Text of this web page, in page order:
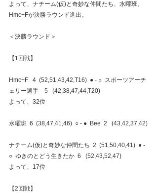
よって、ナチーム(仮)と奇妙な仲間たち、水曜班、
Hmc+Fが決勝ラウンド進出。
＜決勝ラウンド＞
【1回戦】
Hmc+F   4  (52,51,43,42,T16)  ● - ○  スポーツアーチ
ェリー選手　5   (42,38,47,44,T20)
よって、32位
水曜班  6  (38,47,41,46)  ○ - ●  Bee  2   (43,42,37,42)
ナチーム(仮)と奇妙な仲間たち  2  (51,50,40,41)  ● -
○  ゆきのとどう生きたか  6   (52,43,52,47)
よって、17位
【2回戦】